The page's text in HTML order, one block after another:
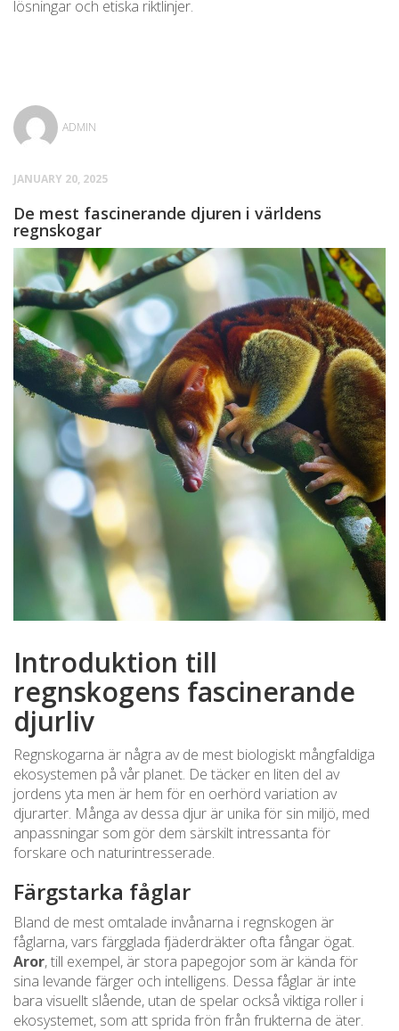
lösningar och etiska riktlinjer.
ADMIN
JANUARY 20, 2025
De mest fascinerande djuren i världens
regnskogar
Introduktion till
regnskogens fascinerande
djurliv
Regnskogarna är några av de mest biologiskt mångfaldiga
ekosystemen på vår planet. De täcker en liten del av
jordens yta men är hem för en oerhörd variation av
djurarter. Många av dessa djur är unika för sin miljö, med
anpassningar som gör dem särskilt intressanta för
forskare och naturintresserade.
Färgstarka fåglar
Bland de mest omtalade invånarna i regnskogen är
fåglarna, vars färgglada fjäderdräkter ofta fångar ögat.
Aror, till exempel, är stora papegojor som är kända för
sina levande färger och intelligens. Dessa fåglar är inte
bara visuellt slående, utan de spelar också viktiga roller i
ekosystemet, som att sprida frön från frukterna de äter.